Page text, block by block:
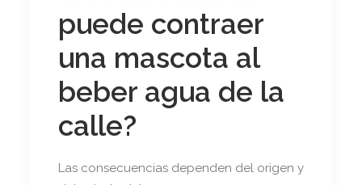
puede contraer
una mascota al
beber agua de la
calle?
Las consecuencias dependen del origen y